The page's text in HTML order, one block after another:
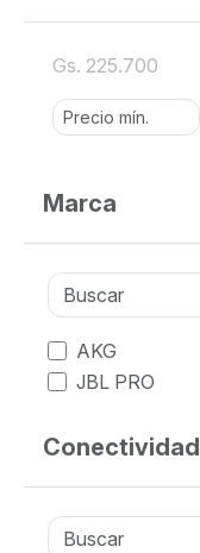
Gs. 225.700
Marca
AKG
JBL PRO
Conectividad